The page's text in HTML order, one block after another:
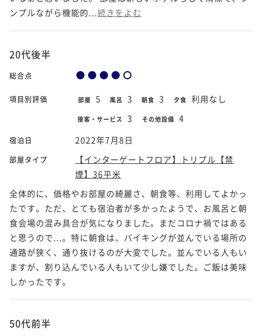
ンプルながら機能的... 続きをよむ
20代後半
総合点
項目別評価 部屋 5 風呂 3 朝食 3 夕食 利用なし
接客・サービス 3 その他設備 4
宿泊日 2022年7月8日
部屋タイプ
【インターゲートフロア】トリプル【禁
煙】36平米
全体的に、価格やお部屋の綺麗さ、朝食等、利用してよかっ
たです。ただ、とても宿泊者が多かったようで、お風呂と朝
食会場の混み具合が気になりました。まだコロナ禍ではある
と思うので...。特に朝食は、バイキングが並んでいる場所の
通路が狭く、通り抜けるのが大変でした。並んでいる人もい
ますが、割り込んでいる人もいて少し嫌でした。ご飯は美味
しかったです。
50代前半